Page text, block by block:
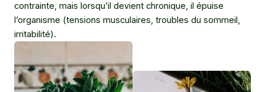
contrainte, mais lorsqu’il devient chronique, il épuise
l’organisme (tensions musculaires, troubles du sommeil,
irritabilité).